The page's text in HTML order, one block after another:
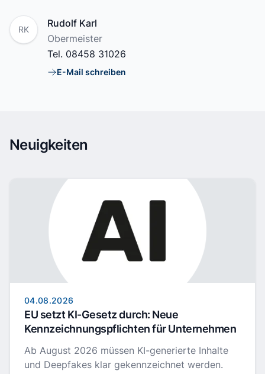
RK
Name
Rudolf Karl
Position
Obermeister
Tel. 08458 31026
E-Mail
E-Mail schreiben
Neuigkeiten
04.08.2026
EU setzt KI-Gesetz durch: Neue
Kennzeichnungspflichten für Unternehmen
Ab August 2026 müssen KI-generierte Inhalte
und Deepfakes klar gekennzeichnet werden.